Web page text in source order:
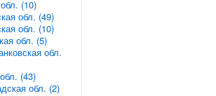
(10)
обл. (49)
обл. (10)
обл. (5)
обл.
(43)
обл. (2)